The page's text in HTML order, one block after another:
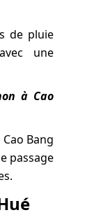
de pluie
une
à Cao
Bang
passage